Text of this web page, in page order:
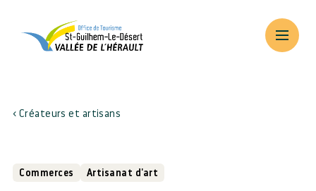
Créateurs et artisans
Commerces Artisanat d'art